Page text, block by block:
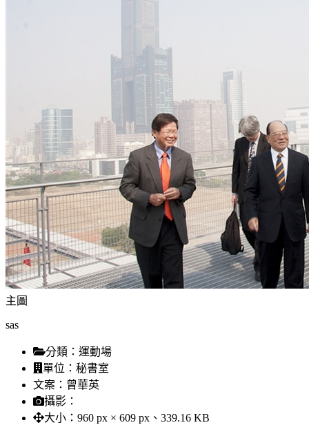
主圖
sas
分類： 運動場
單位： 秘書室
文案： 曾華英
攝影：
大小： 960 px × 609 px、339.16 KB